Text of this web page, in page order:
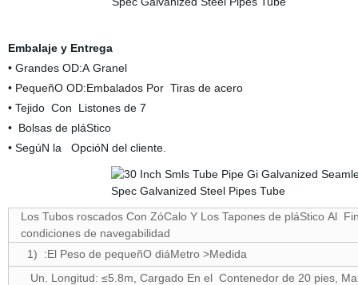
Embalaje y Entrega
• Grandes OD:A Granel
• PequeñO OD:Embalados Por Tiras de acero
• Tejido Con Listones de 7
• Bolsas de pláStico
• SegúN la OpcióN del cliente.
Los Tubos roscados Con ZóCalo Y Los Tapones de pláStico Al
condiciones de navegabilidad
1) :El Peso de pequeñO diáMetro >Medida
Un. Longitud: ≤5.8m, Cargado En el Contenedor de 20 pies,